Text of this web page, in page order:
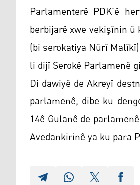
Parlamenterê PDK’ê
berbijarê xwe vekişînin û
(bi serokatiya Nûrî
li dijî Serokê Parlamenê
Di dawiyê de Akreyî
parlamenê, dibe ku
14ê Gulanê de
Avedankirinê ya ku para